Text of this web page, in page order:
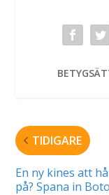
TIDIGARE
En ny kines att
på? Spana in Boto